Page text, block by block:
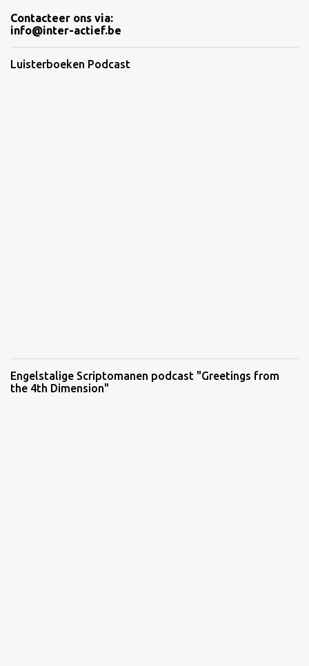
Contacteer ons via:
info@inter-actief.be
Luisterboeken Podcast
Engelstalige Scriptomanen podcast "Greetings from
the 4th Dimension"